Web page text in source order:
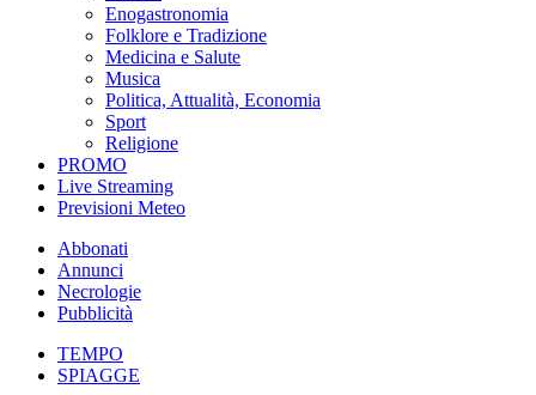
Enogastronomia
Folklore e Tradizione
Medicina e Salute
Musica
Politica, Attualità, Economia
Sport
Religione
PROMO
Live Streaming
Previsioni Meteo
Abbonati
Annunci
Necrologie
Pubblicità
TEMPO
SPIAGGE